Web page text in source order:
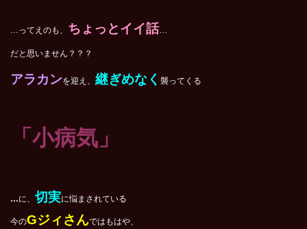
…ってえのも、 ちょっとイイ話…
だと思いません？？？
アラカンを迎え、 継ぎめなく 襲ってくる
「小病気」
…に、 切実に悩まされている
今のGジィさんではもはや、